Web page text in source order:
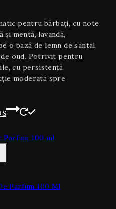
pentru bărbați, cu note
și mentă, lavandă,
o bază de lemn de santal,
de oud. Potrivit pentru
cu persistență
moderată spre
Parfum 100 Ml